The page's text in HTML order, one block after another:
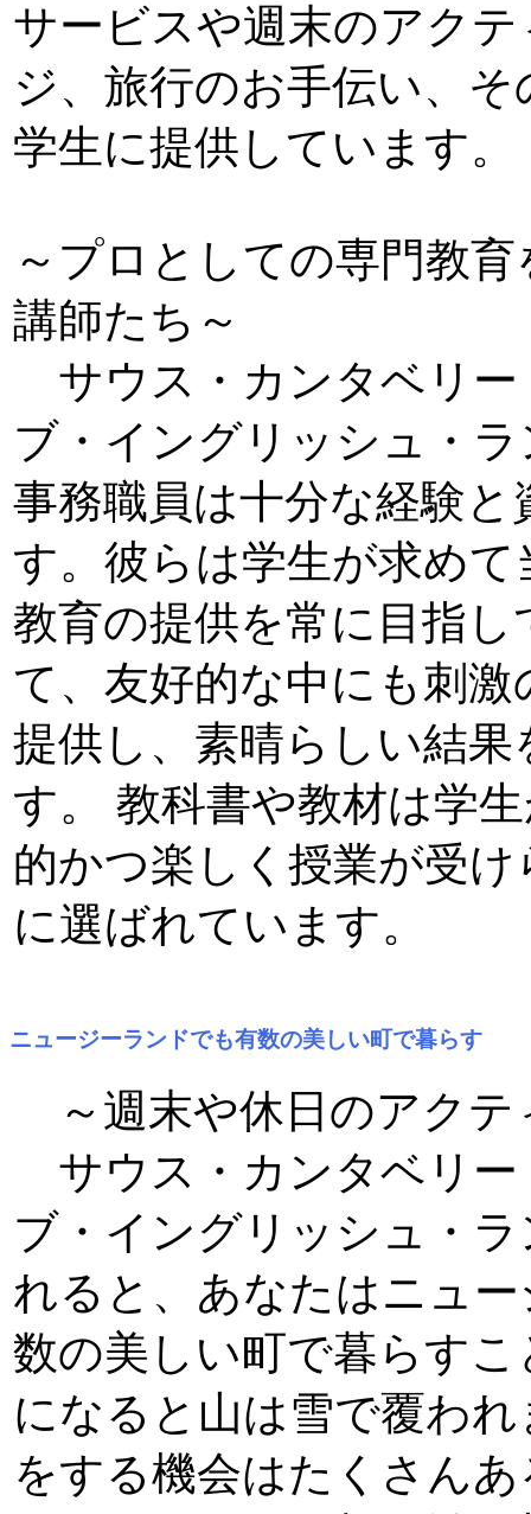
サービスや週末のアク
ジ、旅行のお手伝い、
学生に提供しています。
～プロとしての専門教
講師たち～
サウス・カンタベリー
ブ・イングリッシュ・
事務職員は十分な経験
す。彼らは学生が求め
教育の提供を常に目指
て、友好的な中にも刺
提供し、素晴らしい結
す。 教科書や教材は学
的かつ楽しく授業が受
に選ばれています。
ニュージーランドでも有数の美しい町で暮らす
～週末や休日のアクテ
サウス・カンタベリー
ブ・イングリッシュ・
れると、あなたはニュ
数の美しい町で暮らす
になると山は雪で覆わ
をする機会はたくさん